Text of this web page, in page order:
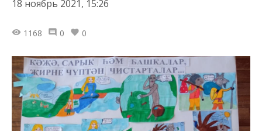
18 ноябрь 2021, 15:26
1168 0 0